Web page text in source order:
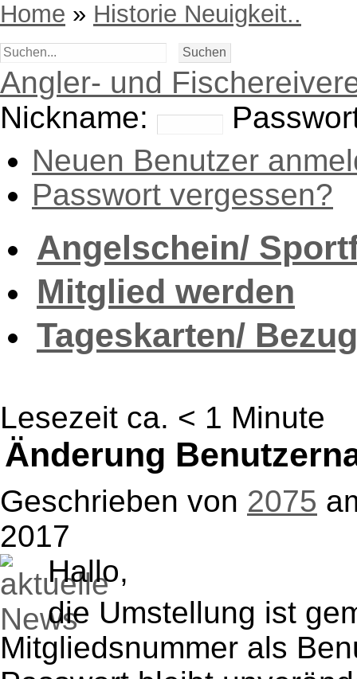
Home » Historie Neuigkeit..
Angler- und
Nickname:
Neuen Benutzer
Passwort vergessen?
Angelschein/
Mitglied werden
Tageskarten/
Lesezeit ca. < 1 Minute
Änderung
Geschrieben von 2075
2017
Hallo,
die Umstellung ist
Mitgliedsnummer als